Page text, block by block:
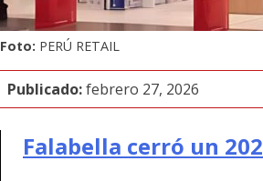
Foto: PERÚ RETAIL
Publicado:febrero 27, 2026
Falabella cerró un